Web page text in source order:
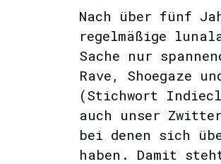
Nach über fünf
regelmäßige
Sache nur
Rave, Shoegaze
(Stichwort
auch unser
bei denen sich
haben. Damit